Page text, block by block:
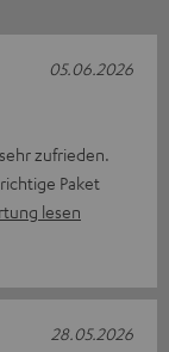
zufrieden.
Paket
lesen
05.06.2026
28.05.2026